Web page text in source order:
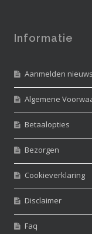
Informatie
Aanmelden
Algemene
Betaalopties
Bezorgen
Cookieverklaring
Disclaimer
Faq